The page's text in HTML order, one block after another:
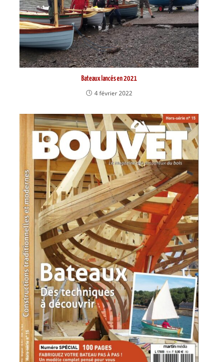
Bateaux lancés en 2021
4 février 2022